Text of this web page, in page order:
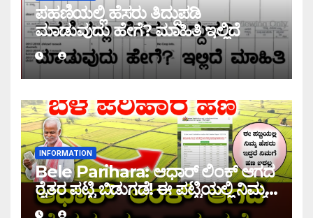
ಪಹಣಿಯಲ್ಲಿ ಹೆಸರು ತಿದ್ದುಪಡಿ
ಮಾಡುವುದು ಹೇಗೆ? ಮಾಹಿತಿ ಇಲ್ಲಿದೆ
INFORMATION
Bele Parihara: ಆಧಾರ್ ಲಿಂಕ್ ಆಗದ
ರೈತರ ಪಟ್ಟಿ ಬಿಡುಗಡೆ! ಈ ಪಟ್ಟಿಯಲ್ಲಿ ನಿಮ್ಮ
ಹೆಸರು ಇದ್ದರೆ ನಿಮಗೆ ಹಣ ಜಮಾ ಆಗಲ್ಲ !